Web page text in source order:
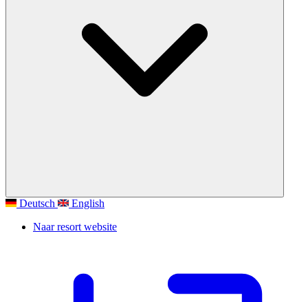
Deutsch
English
Naar resort website